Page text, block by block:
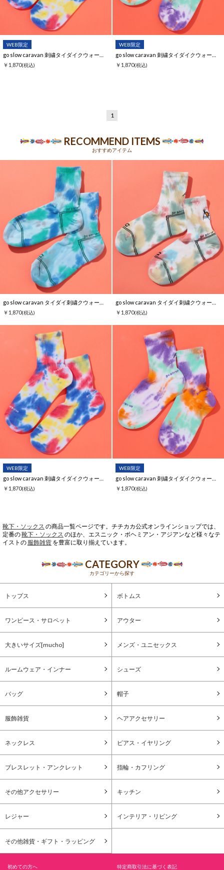
WEB限定
￥1,870(税込)
WEB限定
￥1,870(税込)
1
RECOMMEND ITEMS
おすすめアイテム
￥1,870(税込)
￥1,870(税込)
WEB限定
￥1,870(税込)
WEB限定
￥1,870(税込)
靴下・ソックス の商品一覧ページです。チチカカ公式オンラインショップでは、
定番の靴下・ソックス のほか、エスニック・ボヘミアン・アジアンなど様々なテ
イストの 服飾雑貨 を豊富に取り揃えています。
CATEGORY
カテゴリーから探す
トップス ボトムス
ワンピース・サロペット アウター
大きいサイズ[mucho] メンズ・ユニセックス
ルームウェア・インナー シューズ
バッグ 帽子
服飾雑貨 ヘアアクセサリー
ネックレス ピアス・イヤリング
ブレスレット・アンクレット 指輪・カフリング
その他アクセサリー キッチン
レジャー インテリア・リビング
その他雑貨・ギフト・ラッピング
初めての方へ 特定商取引法に基づく表記